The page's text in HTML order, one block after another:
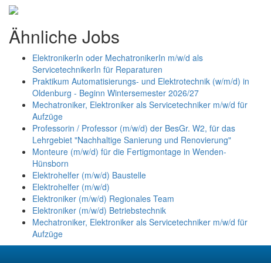
Ähnliche Jobs
ElektronikerIn oder MechatronikerIn m/w/d als
ServicetechnikerIn für Reparaturen
Praktikum Automatisierungs- und Elektrotechnik (w/m/d) in
Oldenburg - Beginn Wintersemester 2026/27
Mechatroniker, Elektroniker als Servicetechniker m/w/d für
Aufzüge
Professorin / Professor (m/w/d) der BesGr. W2, für das
Lehrgebiet "Nachhaltige Sanierung und Renovierung"
Monteure (m/w/d) für die Fertigmontage in Wenden-
Hünsborn
Elektrohelfer (m/w/d) Baustelle
Elektrohelfer (m/w/d)
Elektroniker (m/w/d) Regionales Team
Elektroniker (m/w/d) Betriebstechnik
Mechatroniker, Elektroniker als Servicetechniker m/w/d für
Aufzüge